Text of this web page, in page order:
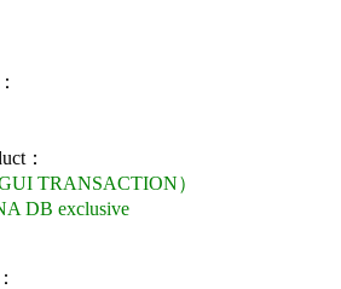
：
TRANSACTION）
DB exclusive